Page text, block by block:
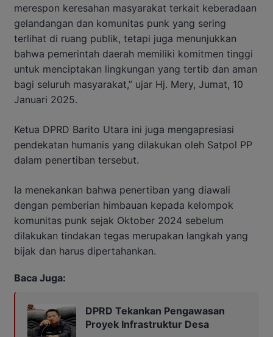
merespon keresahan masyarakat terkait keberadaan
gelandangan dan komunitas punk yang sering
terlihat di ruang publik, tetapi juga menunjukkan
bahwa pemerintah daerah memiliki komitmen tinggi
untuk menciptakan lingkungan yang tertib dan aman
bagi seluruh masyarakat,” ujar Hj. Mery, Jumat, 10
Januari 2025.
Ketua DPRD Barito Utara ini juga mengapresiasi
pendekatan humanis yang dilakukan oleh Satpol PP
dalam penertiban tersebut.
Ia menekankan bahwa penertiban yang diawali
dengan pemberian himbauan kepada kelompok
komunitas punk sejak Oktober 2024 sebelum
dilakukan tindakan tegas merupakan langkah yang
bijak dan harus dipertahankan.
Baca Juga:
DPRD Tekankan Pengawasan
Proyek Infrastruktur Desa